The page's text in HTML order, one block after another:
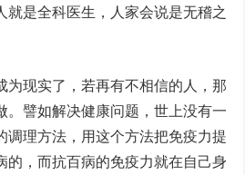
就是全科医生，人家会说是无稽之
为现实了，若再有不相信的人，那
。譬如解决健康问题，世上没有一
调理方法，用这个方法把免疫力提
的，而抗百病的免疫力就在自己身